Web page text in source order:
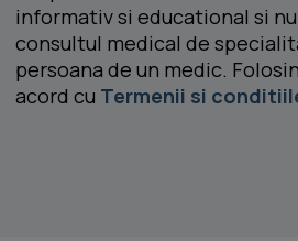
informativ si educational si
consultul medical de
persoana de un medic.
acord cu Termenii si